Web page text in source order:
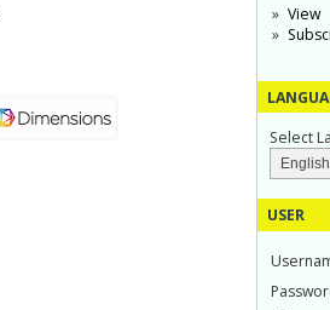
View
Select
USER